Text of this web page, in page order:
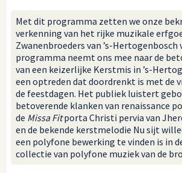
Met dit programma zetten we onze
verkenning van het rijke muzikale
Zwanenbroeders van ’s-Hertogenbosch
programma neemt ons mee naar de
van een keizerlijke Kerstmis in ’s-
een optreden dat doordrenkt is met de
de feestdagen. Het publiek luistert
betoverende klanken van renaissance
de Missa Fitporta Christi pervia van
en de bekende kerstmelodie Nu sijt
een polyfone bewerking te vinden is in
collectie van polyfone muziek van de